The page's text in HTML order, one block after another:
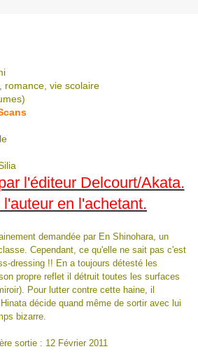
romance, vie scolaire
l'éditeur Delcourt/Akata.
en l'achetant.
demandée par En Shinohara, un
Cependant, ce qu'elle ne sait pas c'est
dressing !! En a toujours détesté les
propre reflet il détruit toutes les surfaces
Pour lutter contre cette haine, il
décide quand même de sortir avec lui
bizarre.
sortie : 12 Février 2011